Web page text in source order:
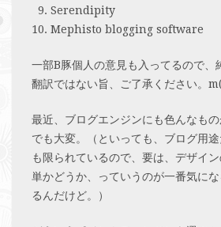
Serendipity
Mephisto blogging software
一部B豚個人の意見も入ってるので、
翻訳ではない旨、ご了承ください。
最近、ブログエンジンにも色んなも
でも大変。（といっても、ブログ用
も限られているので、要は、デザイ
単かどうか、っていうのが一番気に
るんだけど。）